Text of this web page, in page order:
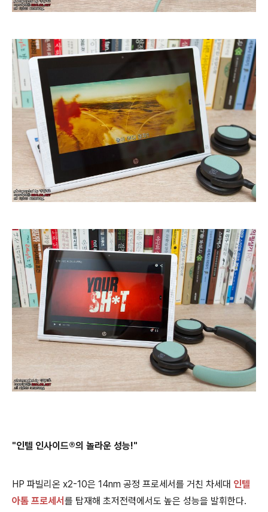
"인텔 인사이드®의 놀라운 성능!"
HP 파빌리온 x2-10은 14nm 공정 프로세서를 거친 차세대 인텔
아톰 프로세서 를 탑재해 초저전력에서도 높은 성능을 발휘한다.